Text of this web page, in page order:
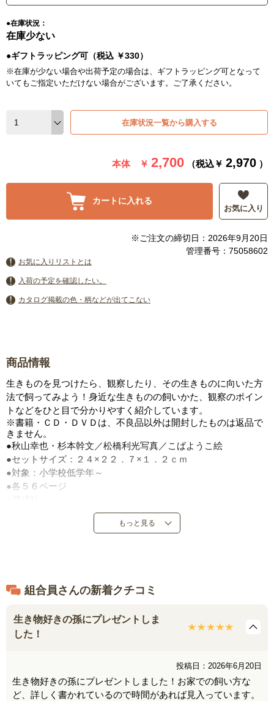
●在庫状況：
在庫少ない
●ギフトラッピング可（税込 ￥330）
※在庫が少ない場合や出荷予定の場合は、ギフトラッピング可となって
いてもご指定いただけない場合がございます。ご了承ください。
在庫状況一覧から購入する
本体 ￥ 2,700 （税込￥ 2,970 ）
カートに入れる
お気に入り
※ご注文の締切日：2026年9月20日
管理番号：75058602
お気に入りリストとは
入荷の予定を確認したい。
カタログ掲載の色・柄などが出てこない
商品情報
生きものを見つけたら、観察したり、その生きものに向いた方
法で飼ってみよう！身近な生きものの飼いかた、観察のポイン
トなどをひと目で分かりやすく紹介しています。
※書籍・ＣＤ・ＤＶＤは、不良品以外は開封したものは返品で
きません。
●秋山幸也・杉本幹文／松橋利光写真／こばようこ絵
●セットサイズ：２４×２２．７×１．２ｃｍ
●対象：小学校低学年～
●各５６ページ
●定価：３，３００円（税込）
●２０１４年７月～２０１９年６月発売
もっと見る
組合員さんの新着クチコミ
生き物好きの孫にプレゼントしま
した！
投稿日：2026年6月20日
生き物好きの孫にプレゼントしました！お家での飼い方な
ど、詳しく書かれているので時間があれば見入っています。